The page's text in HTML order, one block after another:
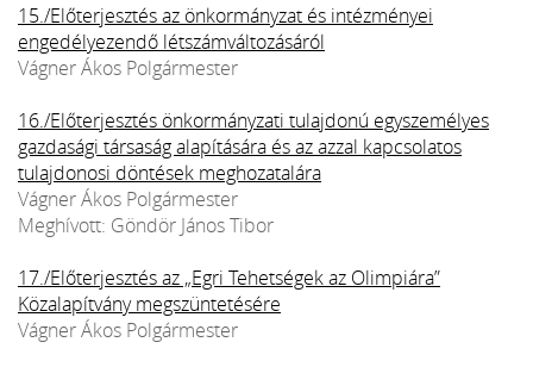
15./Előterjesztés az önkormányzat és intézményei
engedélyezendő létszámváltozásáról
Vágner Ákos Polgármester
16./Előterjesztés önkormányzati tulajdonú egyszemélyes
gazdasági társaság alapítására és az azzal kapcsolatos
tulajdonosi döntések meghozatalára
Vágner Ákos Polgármester
Meghívott: Göndör János Tibor
17./Előterjesztés az „Egri Tehetségek az Olimpiára”
Közalapítvány megszüntetésére
Vágner Ákos Polgármester